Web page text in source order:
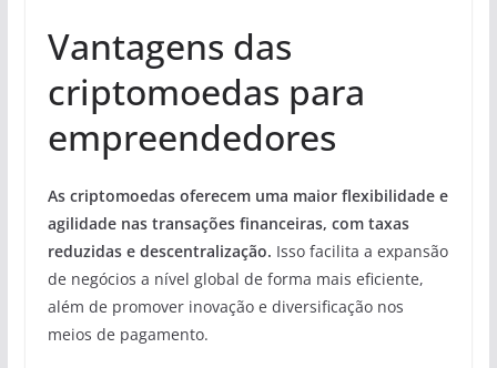
Vantagens das
criptomoedas para
empreendedores
As criptomoedas oferecem uma maior flexibilidade e
agilidade nas transações financeiras, com taxas
reduzidas e descentralização. Isso facilita a expansão
de negócios a nível global de forma mais eficiente,
além de promover inovação e diversificação nos
meios de pagamento.